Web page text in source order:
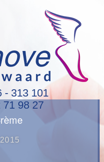
- 313 101
71 98 27